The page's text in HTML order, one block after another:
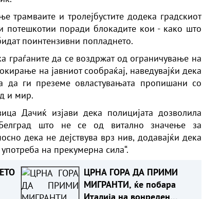
трамваите и тролејбустите додека градскиот
потешкотии поради блокадите кои - како што
поинтензивни попладнето.
граѓаните да се воздржат од ограничување на
на јавниот сообраќај, наведувајќи дека
да ги преземе овластувањата пропишани со
и мир.
Дачиќ изјави дека полицијата дозволила
што не се од витално значење за
дека не дејствува врз нив, додавајќи дека
употреба на прекумерна сила“.
ЦРНА ГОРА ДА ПРИМИ
МИГРАНТИ, ќе побара
Италија на вонреден